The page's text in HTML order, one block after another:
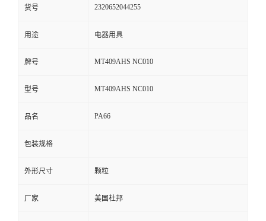
留
言
货号 2320652044255
用途 电器用具
牌号 MT409AHS NC010
型号 MT409AHS NC010
品名 PA66
包装规格
外形尺寸 颗粒
厂家 美国杜邦